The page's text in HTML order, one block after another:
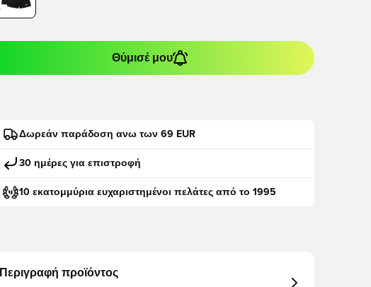
Θύμισέ μου
Δωρεάν παράδοση ανω των 69 EUR
30 ημέρες για επιστροφή
10 εκατομμύρια ευχαριστημένοι πελάτες από το 1995
Περιγραφή προϊόντος